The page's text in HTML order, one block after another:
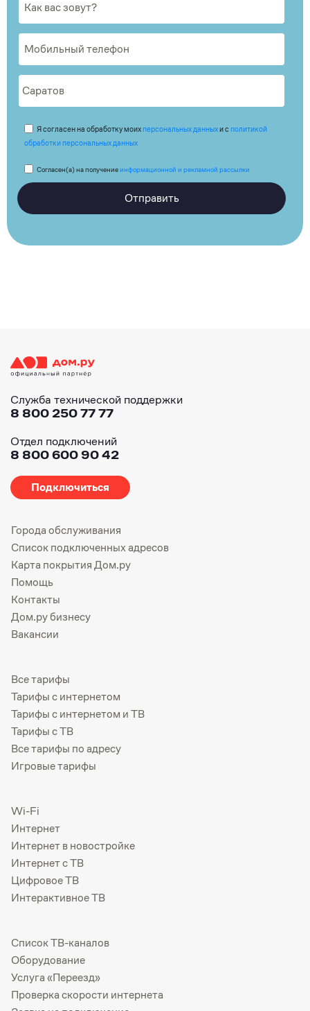
Я согласен на обработку моих персональных данныхи с политикой
обработки персональных данных
Согласен(а) на получениеинформационной и рекламной рассылки
Отправить
Служба технической поддержки
8 800 250 77 77
Отдел подключений
8 800 600 90 42
Подключиться
Города обслуживания
Список подключенных адресов
Карта покрытия Дом.ру
Помощь
Контакты
Дом.ру бизнесу
Вакансии
Все тарифы
Тарифы с интернетом
Тарифы с интернетом и ТВ
Тарифы с ТВ
Все тарифы по адресу
Игровые тарифы
Wi-Fi
Интернет
Интернет в новостройке
Интернет с ТВ
Цифровое ТВ
Интерактивное ТВ
Список ТВ-каналов
Оборудование
Услуга «Переезд»
Проверка скорости интернета